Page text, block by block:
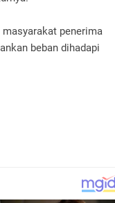
masyarakat penerima
beban dihadapi